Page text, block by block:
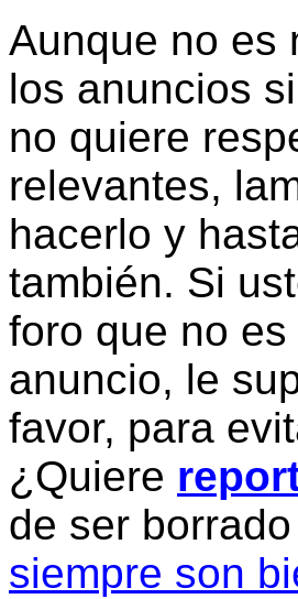
Aunque no es
los anuncios
no quiere
relevantes,
hacerlo y
también. Si
foro que no
anuncio, le
favor, para
¿Quiere
de ser
siempre son